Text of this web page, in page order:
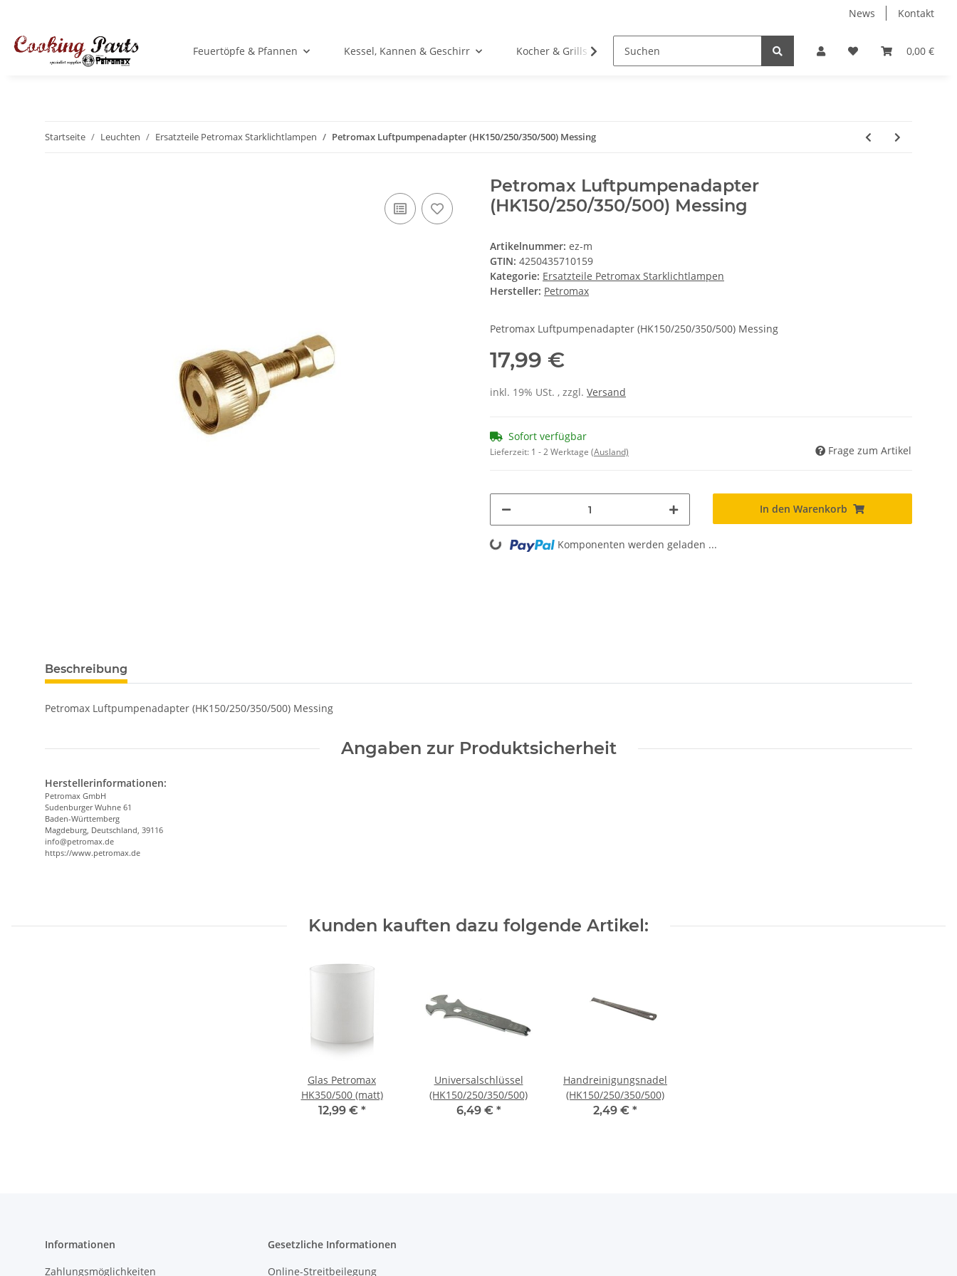
News Kontakt
0,00 €
Feuertöpfe & Pfannen Kessel, Kannen & Geschirr Kocher & Grills Kühlboxen Bekleidung Zubehör
Startseite Leuchten Ersatzteile Petromax Starklichtlampen Petromax Luftpumpenadapter (HK150/250/350/500) Messing
Petromax Luftpumpenadapter
(HK150/250/350/500) Messing
Artikelnummer: ez-m
GTIN: 4250435710159
Kategorie: Ersatzteile Petromax Starklichtlampen
Hersteller: Petromax
Petromax Luftpumpenadapter (HK150/250/350/500) Messing
17,99 €
inkl. 19% USt. , zzgl. Versand
Sofort verfügbar
Lieferzeit: 1 - 2 Werktage (Ausland) Frage zum Artikel
In den Warenkorb
Loading... Komponenten werden geladen ...
Beschreibung
Petromax Luftpumpenadapter (HK150/250/350/500) Messing
Angaben zur Produktsicherheit
Herstellerinformationen:
Petromax GmbH
Sudenburger Wuhne 61
Baden-Württemberg
Magdeburg, Deutschland, 39116
info@petromax.de
https://www.petromax.de
Kunden kauften dazu folgende Artikel:
Glas Petromax
HK350/500 (matt)
12,99 € *
Universalschlüssel
(HK150/250/350/500)
6,49 € *
Handreinigungsnadel
(HK150/250/350/500)
2,49 € *
Informationen
Zahlungsmöglichkeiten
Gesetzliche Informationen
Online-Streitbeilegung